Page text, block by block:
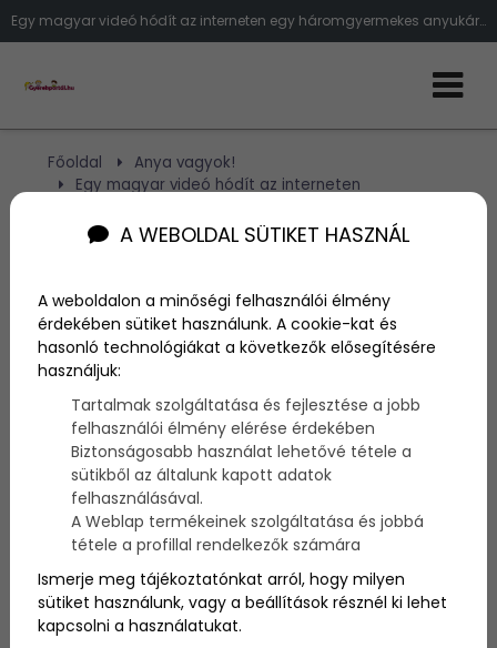
Egy magyar videó hódít az interneten egy háromgyermekes anyukáról - videó
Főoldal
Anya vagyok!
Egy magyar videó hódít az interneten
Egy magyar videó hódít az
interneten
Szerző:admin
2016. január 5.
Erre a videóra percenként 2 ezren kattintanak rá, ami
nem is csoda, ugyanis egy hétköznapi csodáról szól,
egy háromgyermekes anyuka küzdelmeiről.
A WEBOLDAL SÜTIKET HASZNÁL
A weboldalon a minőségi felhasználói élmény
érdekében sütiket használunk. A cookie-kat és
hasonló technológiákat a következők elősegítésére
használjuk:
Tartalmak szolgáltatása és fejlesztése a jobb
felhasználói élmény elérése érdekében
Biztonságosabb használat lehetővé tétele a
sütikből az általunk kapott adatok
felhasználásával.
A Weblap termékeinek szolgáltatása és jobbá
tétele a profillal rendelkezők számára
Ismerje meg tájékoztatónkat arról, hogy milyen
sütiket használunk, vagy a beállítások résznél ki lehet
kapcsolni a használatukat.